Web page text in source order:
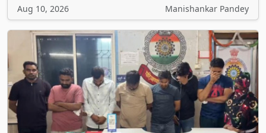
Aug 10, 2026 Manishankar Pandey